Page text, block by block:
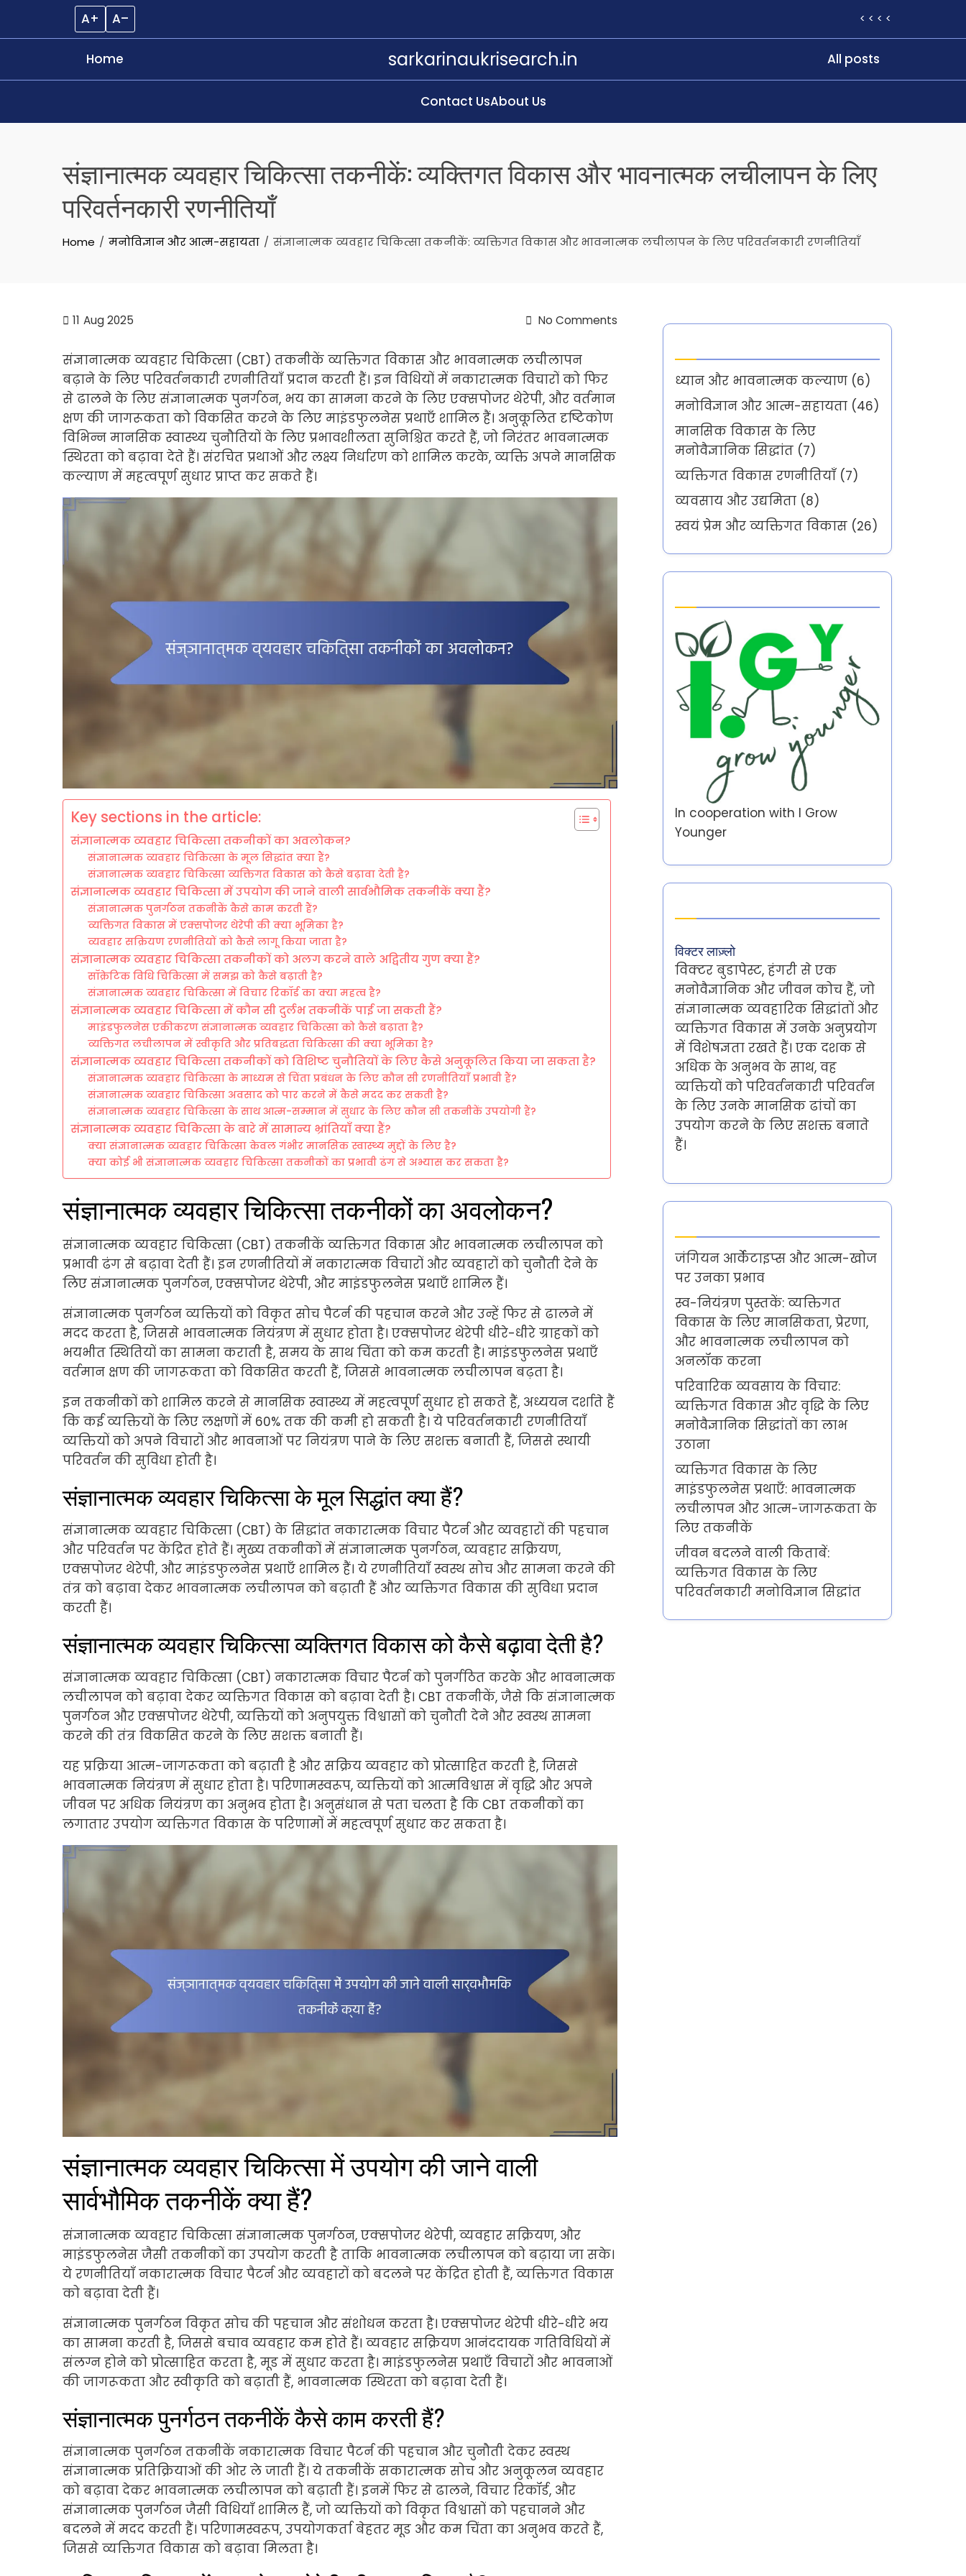
A+ A– < < < <
Home sarkarinaukrisearch.in All posts
Contact UsAbout Us
संज्ञानात्मक व्यवहार चिकित्सा तकनीकें: व्यक्तिगत विकास और भावनात्मक लचीलापन के लिए
परिवर्तनकारी रणनीतियाँ
Home मनोविज्ञान और आत्म-सहायता संज्ञानात्मक व्यवहार चिकित्सा तकनीकें: व्यक्तिगत विकास और भावनात्मक लचीलापन के लिए परिवर्तनकारी रणनीतियाँ
11 Aug 2025 No Comments
संज्ञानात्मक व्यवहार चिकित्सा (CBT) तकनीकें व्यक्तिगत विकास और भावनात्मक लचीलापन
बढ़ाने के लिए परिवर्तनकारी रणनीतियाँ प्रदान करती हैं। इन विधियों में नकारात्मक विचारों को फिर
से ढालने के लिए संज्ञानात्मक पुनर्गठन, भय का सामना करने के लिए एक्सपोजर थेरेपी, और वर्तमान
क्षण की जागरूकता को विकसित करने के लिए माइंडफुलनेस प्रथाएँ शामिल हैं। अनुकूलित दृष्टिकोण
विभिन्न मानसिक स्वास्थ्य चुनौतियों के लिए प्रभावशीलता सुनिश्चित करते हैं, जो निरंतर भावनात्मक
स्थिरता को बढ़ावा देते हैं। संरचित प्रथाओं और लक्ष्य निर्धारण को शामिल करके, व्यक्ति अपने मानसिक
कल्याण में महत्वपूर्ण सुधार प्राप्त कर सकते हैं।
Key sections in the article:
संज्ञानात्मक व्यवहार चिकित्सा तकनीकों का अवलोकन?
संज्ञानात्मक व्यवहार चिकित्सा के मूल सिद्धांत क्या हैं?
संज्ञानात्मक व्यवहार चिकित्सा व्यक्तिगत विकास को कैसे बढ़ावा देती है?
संज्ञानात्मक व्यवहार चिकित्सा में उपयोग की जाने वाली सार्वभौमिक तकनीकें क्या हैं?
संज्ञानात्मक पुनर्गठन तकनीकें कैसे काम करती हैं?
व्यक्तिगत विकास में एक्सपोजर थेरेपी की क्या भूमिका है?
व्यवहार सक्रियण रणनीतियों को कैसे लागू किया जाता है?
संज्ञानात्मक व्यवहार चिकित्सा तकनीकों को अलग करने वाले अद्वितीय गुण क्या हैं?
सॉक्रेटिक विधि चिकित्सा में समझ को कैसे बढ़ाती है?
संज्ञानात्मक व्यवहार चिकित्सा में विचार रिकॉर्ड का क्या महत्व है?
संज्ञानात्मक व्यवहार चिकित्सा में कौन सी दुर्लभ तकनीकें पाई जा सकती हैं?
माइंडफुलनेस एकीकरण संज्ञानात्मक व्यवहार चिकित्सा को कैसे बढ़ाता है?
व्यक्तिगत लचीलापन में स्वीकृति और प्रतिबद्धता चिकित्सा की क्या भूमिका है?
संज्ञानात्मक व्यवहार चिकित्सा तकनीकों को विशिष्ट चुनौतियों के लिए कैसे अनुकूलित किया जा सकता है?
संज्ञानात्मक व्यवहार चिकित्सा के माध्यम से चिंता प्रबंधन के लिए कौन सी रणनीतियाँ प्रभावी हैं?
संज्ञानात्मक व्यवहार चिकित्सा अवसाद को पार करने में कैसे मदद कर सकती है?
संज्ञानात्मक व्यवहार चिकित्सा के साथ आत्म-सम्मान में सुधार के लिए कौन सी तकनीकें उपयोगी हैं?
संज्ञानात्मक व्यवहार चिकित्सा के बारे में सामान्य भ्रांतियाँ क्या हैं?
क्या संज्ञानात्मक व्यवहार चिकित्सा केवल गंभीर मानसिक स्वास्थ्य मुद्दों के लिए है?
क्या कोई भी संज्ञानात्मक व्यवहार चिकित्सा तकनीकों का प्रभावी ढंग से अभ्यास कर सकता है?
संज्ञानात्मक व्यवहार चिकित्सा तकनीकों का अवलोकन?
संज्ञानात्मक व्यवहार चिकित्सा (CBT) तकनीकें व्यक्तिगत विकास और भावनात्मक लचीलापन को
प्रभावी ढंग से बढ़ावा देती हैं। इन रणनीतियों में नकारात्मक विचारों और व्यवहारों को चुनौती देने के
लिए संज्ञानात्मक पुनर्गठन, एक्सपोजर थेरेपी, और माइंडफुलनेस प्रथाएँ शामिल हैं।
संज्ञानात्मक पुनर्गठन व्यक्तियों को विकृत सोच पैटर्न की पहचान करने और उन्हें फिर से ढालने में
मदद करता है, जिससे भावनात्मक नियंत्रण में सुधार होता है। एक्सपोजर थेरेपी धीरे-धीरे ग्राहकों को
भयभीत स्थितियों का सामना कराती है, समय के साथ चिंता को कम करती है। माइंडफुलनेस प्रथाएँ
वर्तमान क्षण की जागरूकता को विकसित करती हैं, जिससे भावनात्मक लचीलापन बढ़ता है।
इन तकनीकों को शामिल करने से मानसिक स्वास्थ्य में महत्वपूर्ण सुधार हो सकते हैं, अध्ययन दर्शाते हैं
कि कई व्यक्तियों के लिए लक्षणों में 60% तक की कमी हो सकती है। ये परिवर्तनकारी रणनीतियाँ
व्यक्तियों को अपने विचारों और भावनाओं पर नियंत्रण पाने के लिए सशक्त बनाती हैं, जिससे स्थायी
परिवर्तन की सुविधा होती है।
संज्ञानात्मक व्यवहार चिकित्सा के मूल सिद्धांत क्या हैं?
संज्ञानात्मक व्यवहार चिकित्सा (CBT) के सिद्धांत नकारात्मक विचार पैटर्न और व्यवहारों की पहचान
और परिवर्तन पर केंद्रित होते हैं। मुख्य तकनीकों में संज्ञानात्मक पुनर्गठन, व्यवहार सक्रियण,
एक्सपोजर थेरेपी, और माइंडफुलनेस प्रथाएँ शामिल हैं। ये रणनीतियाँ स्वस्थ सोच और सामना करने की
तंत्र को बढ़ावा देकर भावनात्मक लचीलापन को बढ़ाती हैं और व्यक्तिगत विकास की सुविधा प्रदान
करती हैं।
संज्ञानात्मक व्यवहार चिकित्सा व्यक्तिगत विकास को कैसे बढ़ावा देती है?
संज्ञानात्मक व्यवहार चिकित्सा (CBT) नकारात्मक विचार पैटर्न को पुनर्गठित करके और भावनात्मक
लचीलापन को बढ़ावा देकर व्यक्तिगत विकास को बढ़ावा देती है। CBT तकनीकें, जैसे कि संज्ञानात्मक
पुनर्गठन और एक्सपोजर थेरेपी, व्यक्तियों को अनुपयुक्त विश्वासों को चुनौती देने और स्वस्थ सामना
करने की तंत्र विकसित करने के लिए सशक्त बनाती हैं।
यह प्रक्रिया आत्म-जागरूकता को बढ़ाती है और सक्रिय व्यवहार को प्रोत्साहित करती है, जिससे
भावनात्मक नियंत्रण में सुधार होता है। परिणामस्वरूप, व्यक्तियों को आत्मविश्वास में वृद्धि और अपने
जीवन पर अधिक नियंत्रण का अनुभव होता है। अनुसंधान से पता चलता है कि CBT तकनीकों का
लगातार उपयोग व्यक्तिगत विकास के परिणामों में महत्वपूर्ण सुधार कर सकता है।
संज्ञानात्मक व्यवहार चिकित्सा में उपयोग की जाने वाली
सार्वभौमिक तकनीकें क्या हैं?
संज्ञानात्मक व्यवहार चिकित्सा संज्ञानात्मक पुनर्गठन, एक्सपोजर थेरेपी, व्यवहार सक्रियण, और
माइंडफुलनेस जैसी तकनीकों का उपयोग करती है ताकि भावनात्मक लचीलापन को बढ़ाया जा सके।
ये रणनीतियाँ नकारात्मक विचार पैटर्न और व्यवहारों को बदलने पर केंद्रित होती हैं, व्यक्तिगत विकास
को बढ़ावा देती हैं।
संज्ञानात्मक पुनर्गठन विकृत सोच की पहचान और संशोधन करता है। एक्सपोजर थेरेपी धीरे-धीरे भय
का सामना करती है, जिससे बचाव व्यवहार कम होते हैं। व्यवहार सक्रियण आनंददायक गतिविधियों में
संलग्न होने को प्रोत्साहित करता है, मूड में सुधार करता है। माइंडफुलनेस प्रथाएँ विचारों और भावनाओं
की जागरूकता और स्वीकृति को बढ़ाती हैं, भावनात्मक स्थिरता को बढ़ावा देती हैं।
संज्ञानात्मक पुनर्गठन तकनीकें कैसे काम करती हैं?
संज्ञानात्मक पुनर्गठन तकनीकें नकारात्मक विचार पैटर्न की पहचान और चुनौती देकर स्वस्थ
संज्ञानात्मक प्रतिक्रियाओं की ओर ले जाती हैं। ये तकनीकें सकारात्मक सोच और अनुकूलन व्यवहार
को बढ़ावा देकर भावनात्मक लचीलापन को बढ़ाती हैं। इनमें फिर से ढालने, विचार रिकॉर्ड, और
संज्ञानात्मक पुनर्गठन जैसी विधियाँ शामिल हैं, जो व्यक्तियों को विकृत विश्वासों को पहचानने और
बदलने में मदद करती हैं। परिणामस्वरूप, उपयोगकर्ता बेहतर मूड और कम चिंता का अनुभव करते हैं,
जिससे व्यक्तिगत विकास को बढ़ावा मिलता है।
ध्यान और भावनात्मक कल्याण (6)
मनोविज्ञान और आत्म-सहायता (46)
मानसिक विकास के लिए
मनोवैज्ञानिक सिद्धांत (7)
व्यक्तिगत विकास रणनीतियाँ (7)
व्यवसाय और उद्यमिता (8)
स्वयं प्रेम और व्यक्तिगत विकास (26)
In cooperation with I Grow
Younger
विक्टर लाज़्लो
विक्टर बुडापेस्ट, हंगरी से एक
मनोवैज्ञानिक और जीवन कोच हैं, जो
संज्ञानात्मक व्यवहारिक सिद्धांतों और
व्यक्तिगत विकास में उनके अनुप्रयोग
में विशेषज्ञता रखते हैं। एक दशक से
अधिक के अनुभव के साथ, वह
व्यक्तियों को परिवर्तनकारी परिवर्तन
के लिए उनके मानसिक ढांचों का
उपयोग करने के लिए सशक्त बनाते
हैं।
जंगियन आर्केटाइप्स और आत्म-खोज
पर उनका प्रभाव
स्व-नियंत्रण पुस्तकें: व्यक्तिगत
विकास के लिए मानसिकता, प्रेरणा,
और भावनात्मक लचीलापन को
अनलॉक करना
परिवारिक व्यवसाय के विचार:
व्यक्तिगत विकास और वृद्धि के लिए
मनोवैज्ञानिक सिद्धांतों का लाभ
उठाना
व्यक्तिगत विकास के लिए
माइंडफुलनेस प्रथाएँ: भावनात्मक
लचीलापन और आत्म-जागरूकता के
लिए तकनीकें
जीवन बदलने वाली किताबें:
व्यक्तिगत विकास के लिए
परिवर्तनकारी मनोविज्ञान सिद्धांत